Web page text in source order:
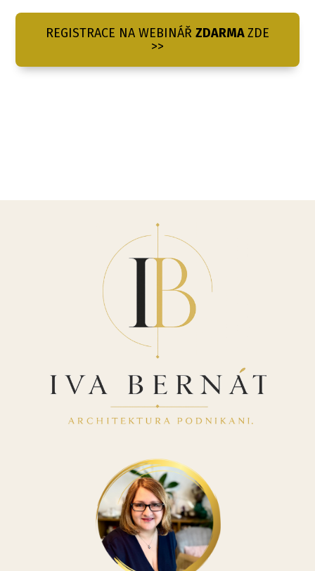
REGISTRACE NA WEBINÁŘ ZDARMAZDE
>>